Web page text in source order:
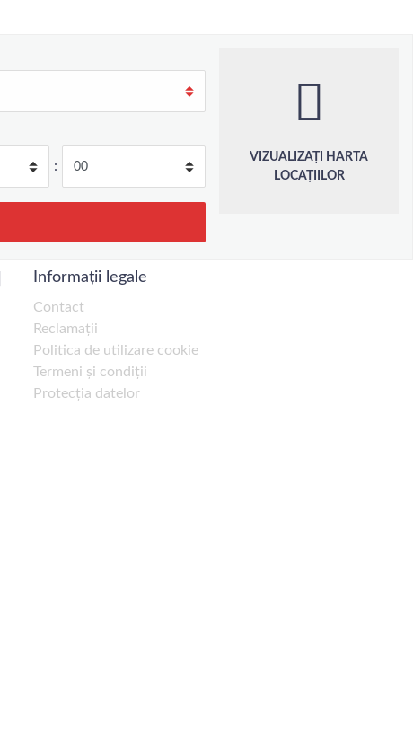
:
VIZUALIZAȚI HARTA
LOCAȚIILOR
Informații legale
Contact
Reclamații
Politica de utilizare cookie
Termeni și condiții
Protecția datelor